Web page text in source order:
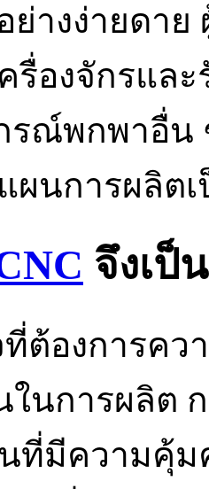
ย่างง่ายดา
รื่องจักรแล
ณ์พกพาอื่น
ผนการผลิต
จึงเป็
ต้องการคว
นการผลิต
ที่มีความคุ้ม